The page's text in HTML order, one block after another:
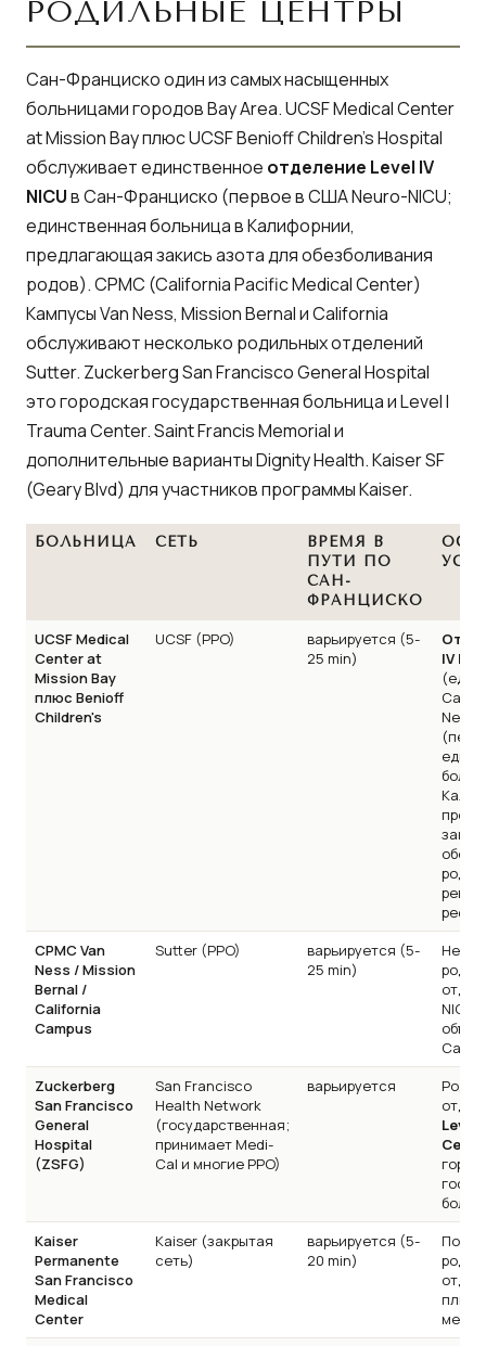
РОДИЛЬНЫЕ ЦЕНТРЫ
Сан-Франциско один из самых насыщенных
больницами городов Bay Area.UCSF Medical Center
at Mission Bay плюс UCSF Benioff Children's Hospital
обслуживает единственное отделение Level IV
NICUв Сан-Франциско (первое в США Neuro-NICU;
единственная больница в Калифорнии,
предлагающая закись азота для обезболивания
родов).CPMC (California Pacific Medical Center)
Кампусы Van Ness, Mission Bernal и California
обслуживают несколько родильных отделений
Sutter. Zuckerberg San Francisco General Hospital
это городская государственная больница и Level I
Trauma Center. Saint Francis Memorial и
дополнительные варианты Dignity Health. Kaiser SF
(Geary Blvd) для участников программы Kaiser.
БОЛЬНИЦА СЕТЬ
ВРЕМЯ В
ПУТИ ПО
САН-
ФРАНЦИСКО
UCSF Medical
Center at
Mission Bay
плюс Benioff
Children's
UCSF (PPO)
варьируется (5-
25 min)
IV
Сан-
родов;
CPMC Van
Ness / Mission
Bernal /
California
Campus
Sutter (PPO)
варьируется (5-
25 min)
NICU;
Сан-
Zuckerberg
San Francisco
General
Hospital
(ZSFG)
San Francisco
Health Network
(государственная;
принимает Medi-
Cal и многие PPO)
варьируется
Level
Kaiser
Permanente
San Francisco
Medical
Center
Kaiser (закрытая
сеть)
варьируется (5-
20 min)
плюс
месте